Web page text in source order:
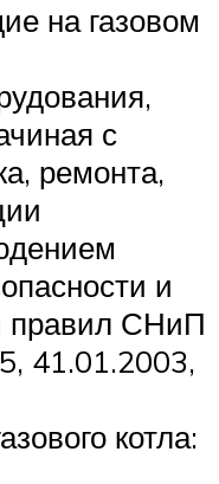
на газовом
с
ремонта,
и
правил СНиП
41.01.2003,
котла: